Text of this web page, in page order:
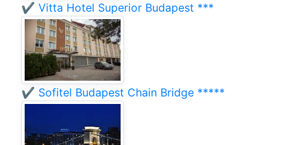
✔️ Vitta Hotel Superior Budapest ***
✔️ Sofitel Budapest Chain Bridge *****